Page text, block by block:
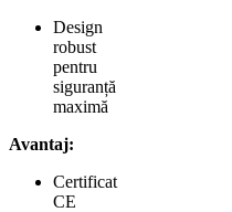
Design
robust
pentru
siguranță
maximă
Avantaj:
Certificat
CE